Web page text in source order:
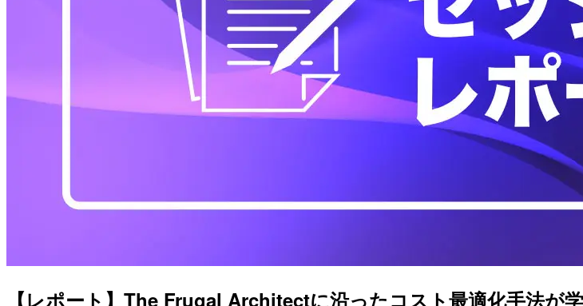
【レポート】The Frugal Architectに沿ったコスト最適化手法